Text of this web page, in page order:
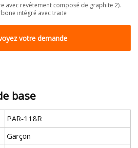
avec revêtement composé de graphite 2).
intégré avec traite
votre demande
base
PAR-118R
Garçon